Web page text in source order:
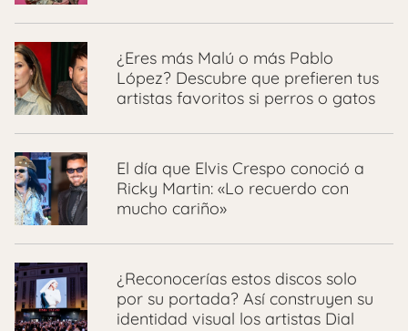
¿Eres más Malú o más Pablo
López? Descubre que prefieren tus
artistas favoritos si perros o gatos
El día que Elvis Crespo conoció a
Ricky Martin: «Lo recuerdo con
mucho cariño»
¿Reconocerías estos discos solo
por su portada? Así construyen su
identidad visual los artistas Dial